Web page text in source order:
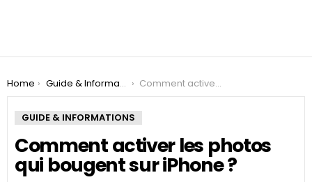
You are here:
Home Guide & Informations Comment activer les photos qui bougent sur iPhone ?
GUIDE & INFORMATIONS
Comment activer les photos
qui bougent sur iPhone ?